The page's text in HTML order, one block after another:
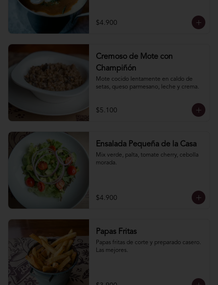
$4.900
Cremoso de Mote con
Champiñón
Mote cocido lentamente en caldo de
setas, queso parmesano, leche y crema.
$5.100
Ensalada Pequeña de la Casa
Mix verde, palta, tomate cherry, cebolla
morada.
$4.900
Papas Fritas
Papas fritas de corte y preparado casero.
Las mejores.